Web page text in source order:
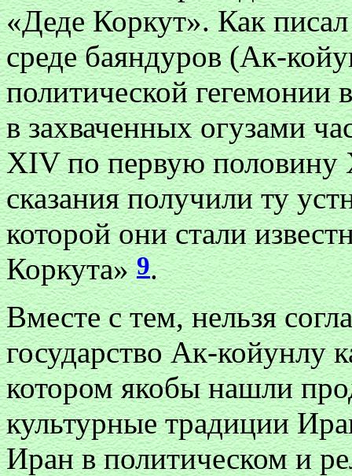
«Деде Коркут». Как
среде баяндуров (Ак-
политической гегемонии
в захваченных огузами
XIV по первую половину
сказания получили ту
которой они стали
Коркута»9.
Вместе с тем, нельзя
государство Ак-койунлу
котором якобы нашли
культурные традиции
Иран в политическом и